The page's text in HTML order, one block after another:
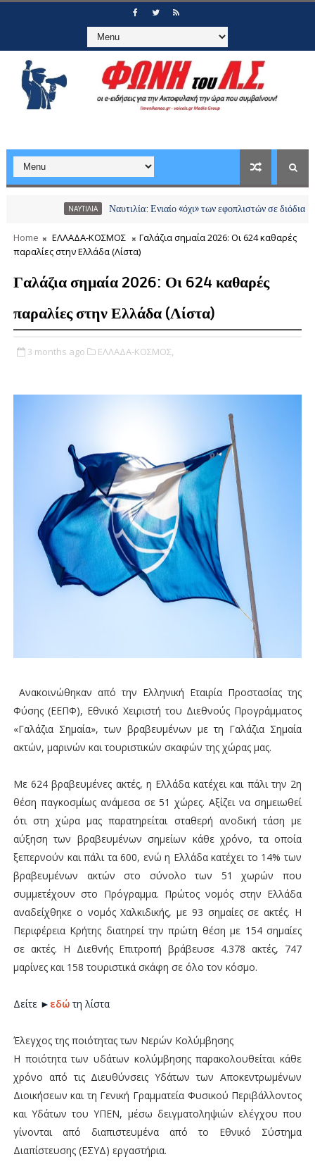
Ναυτιλία: Ενιαίο «όχι» των εφοπλιστών σε διόδια και
Home ΕΛΛΑΔΑ-ΚΟΣΜΟΣ
Γαλάζια σημαία 2026: Οι 624 καθαρές
παραλίες στην Ελλάδα (Λίστα)
Γαλάζια σημαία 2026: Οι 624 καθαρές
παραλίες στην Ελλάδα (Λίστα)
3 months ago ΕΛΛΑΔΑ-ΚΟΣΜΟΣ,
Ανακοινώθηκαν από την Ελληνική Εταιρία Προστασίας της
Φύσης (ΕΕΠΦ), Εθνικό Χειριστή του Διεθνούς Προγράμματος
«Γαλάζια Σημαία», των βραβευμένων με τη Γαλάζια Σημαία
ακτών, μαρινών και τουριστικών σκαφών της χώρας μας.
Με 624 βραβευμένες ακτές, η Ελλάδα κατέχει και πάλι την 2η
θέση παγκοσμίως ανάμεσα σε 51 χώρες. Αξίζει να σημειωθεί
ότι στη χώρα μας παρατηρείται σταθερή ανοδική τάση με
αύξηση των βραβευμένων σημείων κάθε χρόνο, τα οποία
ξεπερνούν και πάλι τα 600, ενώ η Ελλάδα κατέχει το 14% των
βραβευμένων ακτών στο σύνολο των 51 χωρών που
συμμετέχουν στο Πρόγραμμα. Πρώτος νομός στην Ελλάδα
αναδείχθηκε ο νομός Χαλκιδικής, με 93 σημαίες σε ακτές. Η
Περιφέρεια Κρήτης διατηρεί την πρώτη θέση με 154 σημαίες
σε ακτές. Η Διεθνής Επιτροπή βράβευσε 4.378 ακτές, 747
μαρίνες και 158 τουριστικά σκάφη σε όλο τον κόσμο.
Δείτε ► εδώτη λίστα
Έλεγχος της ποιότητας των Νερών Κολύμβησης
Η ποιότητα των υδάτων κολύμβησης παρακολουθείται κάθε
χρόνο από τις Διευθύνσεις Υδάτων των Αποκεντρωμένων
Διοικήσεων και τη Γενική Γραμματεία Φυσικού Περιβάλλοντος
και Υδάτων του ΥΠΕΝ, μέσω δειγματοληψιών ελέγχου που
γίνονται από διαπιστευμένα από το Εθνικό Σύστημα
Διαπίστευσης (ΕΣΥΔ) εργαστήρια.